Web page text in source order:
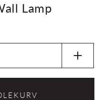
Lamp
Øk
for